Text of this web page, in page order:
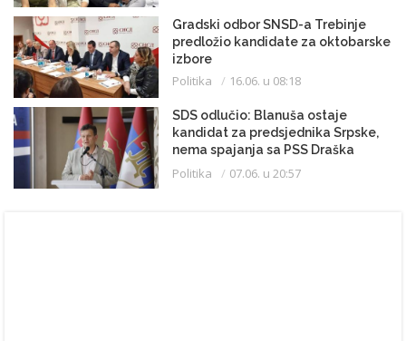
Gradski odbor SNSD-a Trebinje
predložio kandidate za oktobarske
izbore
Politika 16.06. u 08:18
SDS odlučio: Blanuša ostaje
kandidat za predsjednika Srpske,
nema spajanja sa PSS Draška
Stanivukovića
Politika 07.06. u 20:57